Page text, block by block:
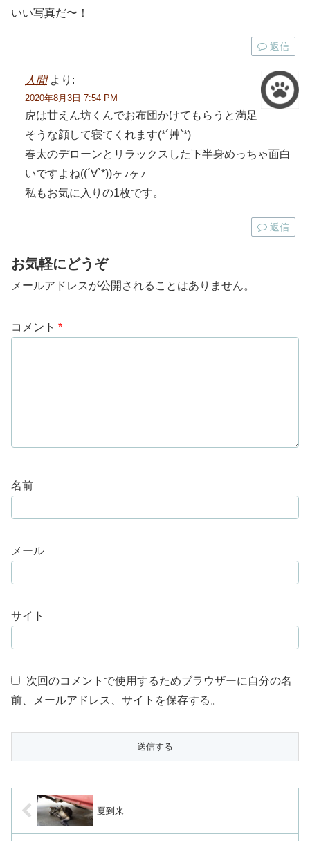
いい写真だ〜！
返信
人間 より:
2020年8月3日 7:54 PM
虎は甘えん坊くんでお布団かけてもらうと満足
そうな顔して寝てくれます(*´艸`*)
春太のデローンとリラックスした下半身めっちゃ面白
いですよね((´∀`*))ヶﾗヶﾗ
私もお気に入りの1枚です。
返信
お気軽にどうぞ
メールアドレスが公開されることはありません。
コメント *
名前
メール
サイト
次回のコメントで使用するためブラウザーに自分の名
前、メールアドレス、サイトを保存する。
夏到来